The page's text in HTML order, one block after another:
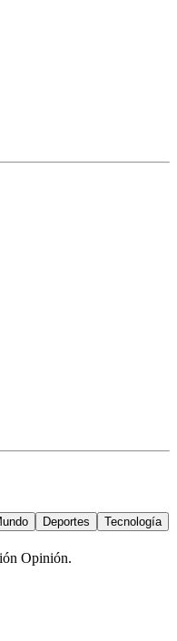
Deportes
Tecnología
Opinión.